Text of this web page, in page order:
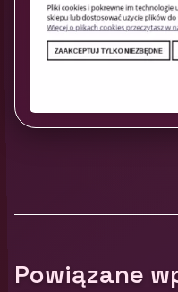
Powiązane